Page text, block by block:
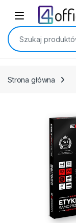
Skip to navigation
Skip to content
Szukaj:
Strona główna